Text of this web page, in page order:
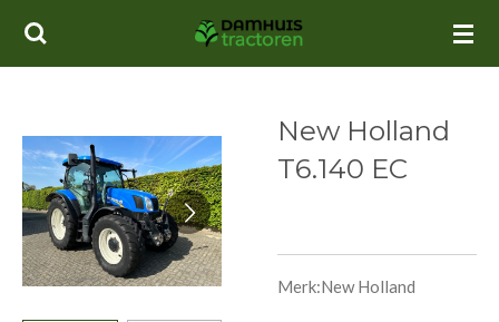
Ga
hoofdinhoud
New Holland
T6.140 EC
Merk:New Holland